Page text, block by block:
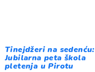
Tinejdžeri na sedenću:
Jubilarna peta škola
pletenja u Pirotu